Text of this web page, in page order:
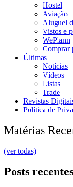
Hostel
Aviação
Aluguel
Vistos e
WePlann
Comprar
Últimas
Notícias
Vídeos
Listas
Trade
Revistas
Política de
Matérias
(ver todas)
Posts recentes